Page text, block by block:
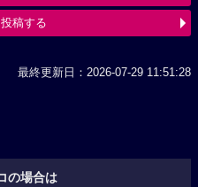
稿する
最終更新日：2026-07-29 11:51:28
の場合は